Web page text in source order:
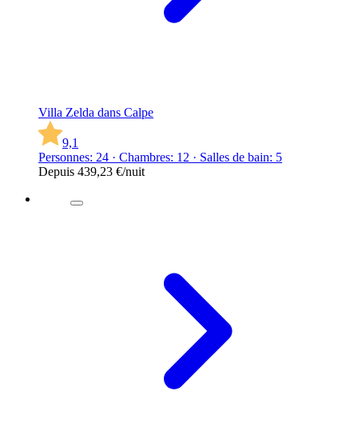
Villa Zelda dans Calpe
9,1
Personnes: 24 · Chambres: 12 · Salles de bain: 5
Depuis 439,23 €/nuit